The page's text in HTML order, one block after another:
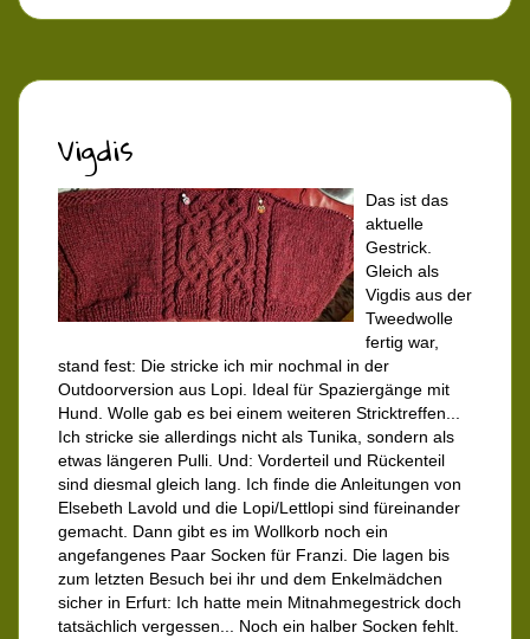
Vigdis
Das ist das
aktuelle
Gestrick.
Gleich als
Vigdis aus der
Tweedwolle
fertig war,
stand fest: Die stricke ich mir nochmal in der
Outdoorversion aus Lopi. Ideal für Spaziergänge mit
Hund. Wolle gab es bei einem weiteren Stricktreffen...
Ich stricke sie allerdings nicht als Tunika, sondern als
etwas längeren Pulli. Und: Vorderteil und Rückenteil
sind diesmal gleich lang. Ich finde die Anleitungen von
Elsebeth Lavold und die Lopi/Lettlopi sind füreinander
gemacht. Dann gibt es im Wollkorb noch ein
angefangenes Paar Socken für Franzi. Die lagen bis
zum letzten Besuch bei ihr und dem Enkelmädchen
sicher in Erfurt: Ich hatte mein Mitnahmegestrick doch
tatsächlich vergessen... Noch ein halber Socken fehlt.